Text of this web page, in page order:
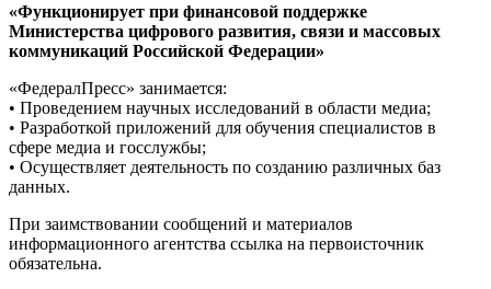
«Функционирует при финансовой поддержке
Министерства цифрового развития, связи и массовых
коммуникаций Российской Федерации»
«ФедералПресс» занимается:
• Проведением научных исследований в области медиа;
• Разработкой приложений для обучения специалистов в
сфере медиа и госслужбы;
• Осуществляет деятельность по созданию различных баз
данных.
При заимствовании сообщений и материалов
информационного агентства ссылка на первоисточник
обязательна.